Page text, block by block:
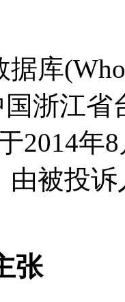
库
浙江
2014
被投诉
张